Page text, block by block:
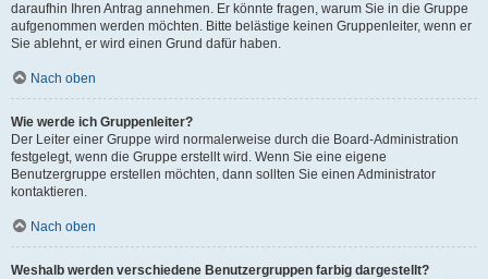
daraufhin Ihren Antrag annehmen. Er könnte fragen, warum Sie in die Gruppe
aufgenommen werden möchten. Bitte belästige keinen Gruppenleiter, wenn er
Sie ablehnt, er wird einen Grund dafür haben.
Nach oben
Wie werde ich Gruppenleiter?
Der Leiter einer Gruppe wird normalerweise durch die Board-Administration
festgelegt, wenn die Gruppe erstellt wird. Wenn Sie eine eigene
Benutzergruppe erstellen möchten, dann sollten Sie einen Administrator
kontaktieren.
Nach oben
Weshalb werden verschiedene Benutzergruppen farbig dargestellt?